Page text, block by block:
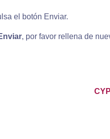
el botón Enviar.
, por favor rellena de